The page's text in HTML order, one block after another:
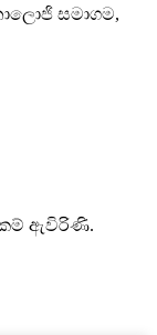
සමාගම,
ඇවිරිණි.